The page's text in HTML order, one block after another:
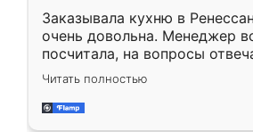
Заказывала кухню в
очень довольна. Менеджер
посчитала, на вопросы
Замерщик приехал в
делу со всей
за день, ребята работали
Читать полностью